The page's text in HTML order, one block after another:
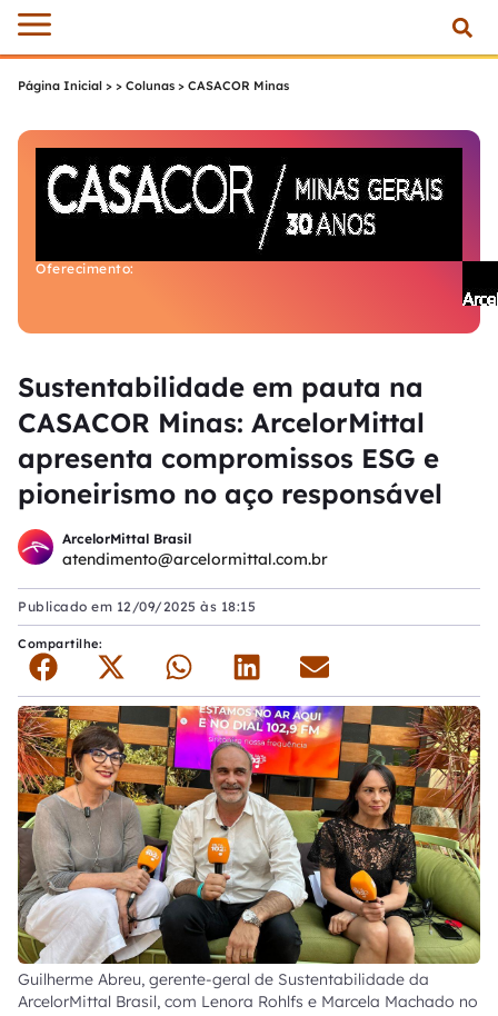
Página Inicial > Colunas > CASACOR Minas
Oferecimento:
Sustentabilidade em pauta na
CASACOR Minas: ArcelorMittal
apresenta compromissos ESG e
pioneirismo no aço responsável
ArcelorMittal Brasil
atendimento@arcelormittal.com.br
Publicado em 12/09/2025 às 18:15
Compartilhe:
Guilherme Abreu, gerente-geral de Sustentabilidade da
ArcelorMittal Brasil, com Lenora Rohlfs e Marcela Machado no